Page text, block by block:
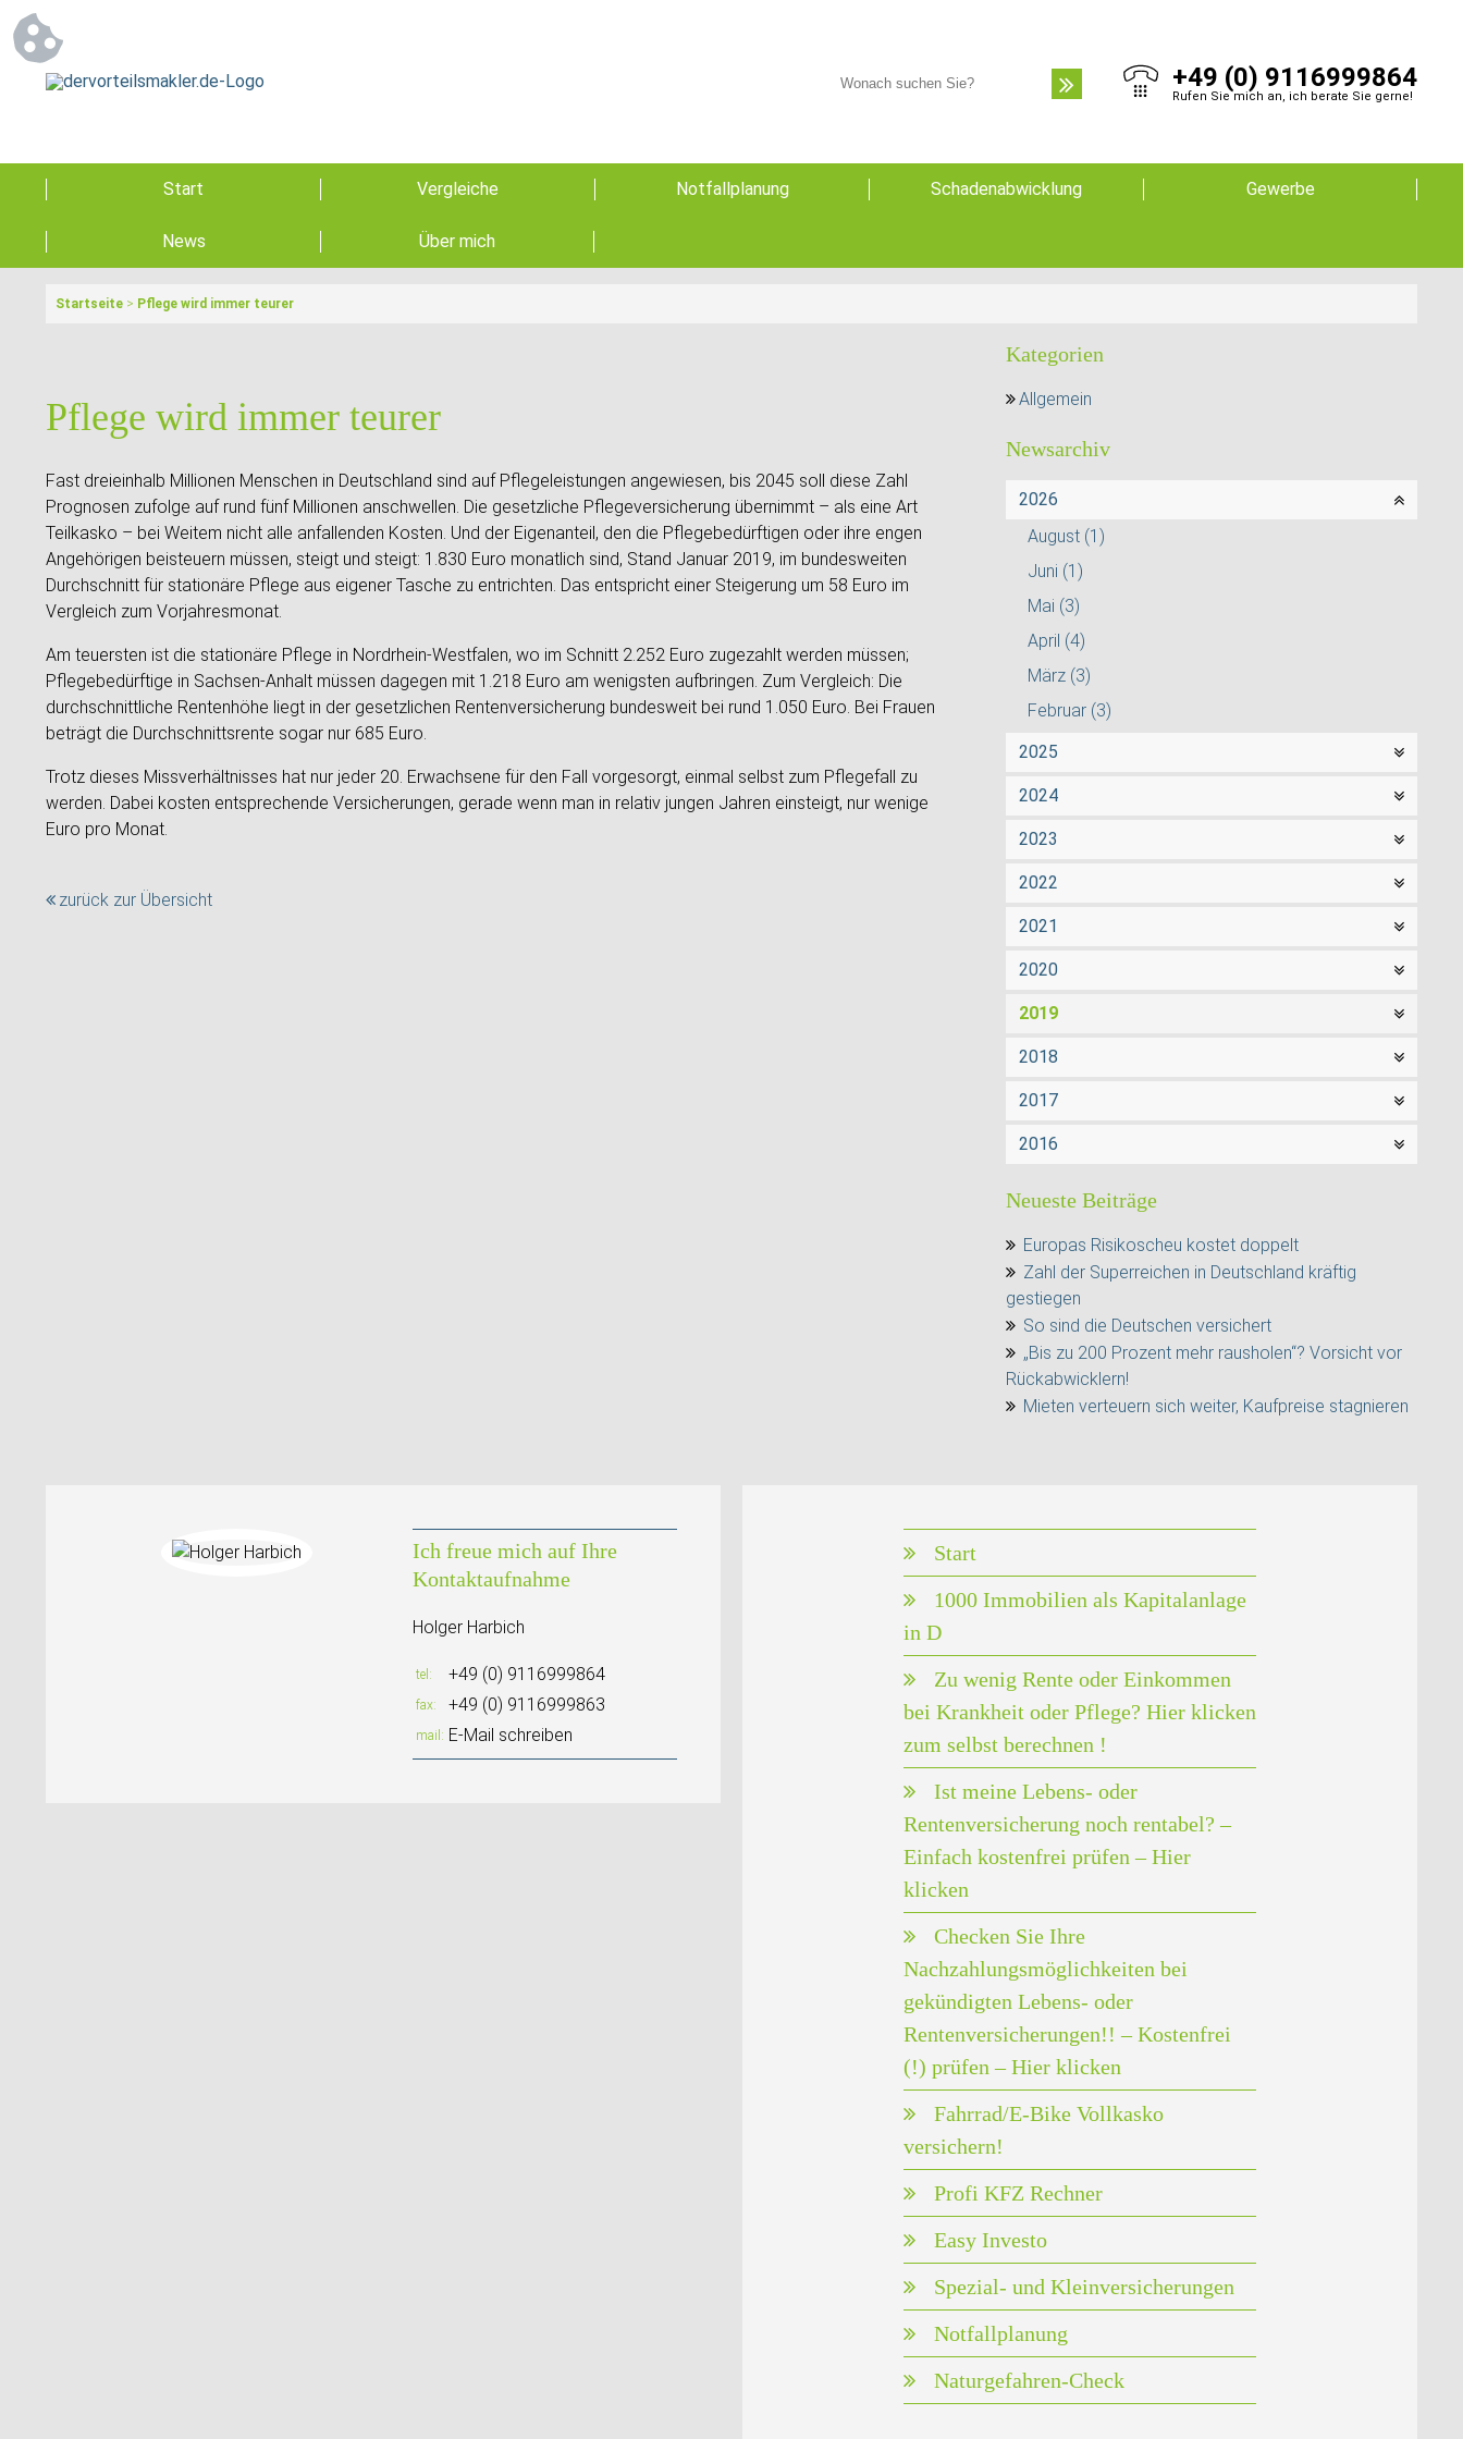
+49 (0) 9116999864
Rufen Sie mich an, ich berate Sie gerne!
Start Vergleiche Notfallplanung Schadenabwicklung Gewerbe
News Über mich
Startseite > Pflege wird immer teurer
Pflege wird immer teurer
Fast dreieinhalb Millionen Menschen in Deutschland sind auf Pflegeleistungen angewiesen, bis 2045 soll diese Zahl
Prognosen zufolge auf rund fünf Millionen anschwellen. Die gesetzliche Pflegeversicherung übernimmt – als eine Art
Teilkasko – bei Weitem nicht alle anfallenden Kosten. Und der Eigenanteil, den die Pflegebedürftigen oder ihre engen
Angehörigen beisteuern müssen, steigt und steigt: 1.830 Euro monatlich sind, Stand Januar 2019, im bundesweiten
Durchschnitt für stationäre Pflege aus eigener Tasche zu entrichten. Das entspricht einer Steigerung um 58 Euro im
Vergleich zum Vorjahresmonat.
Am teuersten ist die stationäre Pflege in Nordrhein-Westfalen, wo im Schnitt 2.252 Euro zugezahlt werden müssen;
Pflegebedürftige in Sachsen-Anhalt müssen dagegen mit 1.218 Euro am wenigsten aufbringen. Zum Vergleich: Die
durchschnittliche Rentenhöhe liegt in der gesetzlichen Rentenversicherung bundesweit bei rund 1.050 Euro. Bei Frauen
beträgt die Durchschnittsrente sogar nur 685 Euro.
Trotz dieses Missverhältnisses hat nur jeder 20. Erwachsene für den Fall vorgesorgt, einmal selbst zum Pflegefall zu
werden. Dabei kosten entsprechende Versicherungen, gerade wenn man in relativ jungen Jahren einsteigt, nur wenige
Euro pro Monat.
zurück zur Übersicht
Kategorien
Allgemein
Newsarchiv
2026
August (1)
Juni (1)
Mai (3)
April (4)
März (3)
Februar (3)
2025
2024
2023
2022
2021
2020
2019
2018
2017
2016
Neueste Beiträge
Europas Risikoscheu kostet doppelt
Zahl der Superreichen in Deutschland kräftig
gestiegen
So sind die Deutschen versichert
„Bis zu 200 Prozent mehr rausholen“? Vorsicht vor
Rückabwicklern!
Mieten verteuern sich weiter, Kaufpreise stagnieren
Ich freue mich auf Ihre
Kontaktaufnahme
Holger Harbich
tel +49 (0) 9116999864
fax +49 (0) 9116999863
mail E-Mail schreiben
Start
1000 Immobilien als Kapitalanlage
in D
Zu wenig Rente oder Einkommen
bei Krankheit oder Pflege? Hier klicken
zum selbst berechnen !
Ist meine Lebens- oder
Rentenversicherung noch rentabel? –
Einfach kostenfrei prüfen – Hier
klicken
Checken Sie Ihre
Nachzahlungsmöglichkeiten bei
gekündigten Lebens- oder
Rentenversicherungen!! – Kostenfrei
(!) prüfen – Hier klicken
Fahrrad/E-Bike Vollkasko
versichern!
Profi KFZ Rechner
Easy Investo
Spezial- und Kleinversicherungen
Notfallplanung
Naturgefahren-Check